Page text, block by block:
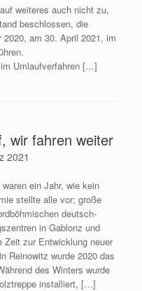
weiteres auch nicht zu,
beschlossen, die
am 30. April 2021, im
Umlaufverfahren […]
wir fahren weiter
2021
ein Jahr, wie kein
stellte alle vor; große
deutsch-
in Gablonz und
Zeit zur Entwicklung neuer
Reinowitz wurde 2020 das
des Winters wurde
installiert, […]